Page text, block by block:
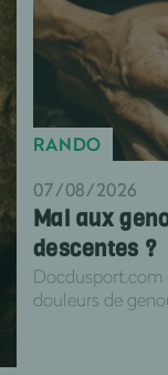
RANDO
07/08/2026
Mal aux
descentes ?
Docdusport.com
douleurs de